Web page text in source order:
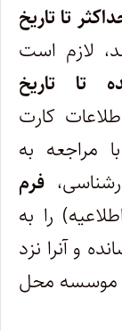
تا تاریخ
لازم است
تا تاریخ
کارت
مراجعه به
فرم
را به
و آنرا نزد
موسسه محل